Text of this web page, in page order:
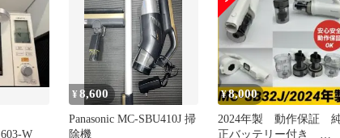
W
¥8,600
Panasonic MC-SBU410J 掃
除機
¥8,000
2024年製 動作保証
正バッテリー付き